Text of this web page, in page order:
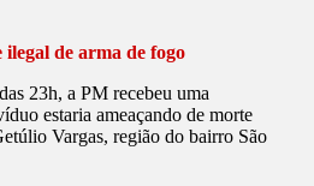
de arma de fogo
23h, a PM recebeu uma
estaria ameaçando de morte
Vargas, região do bairro São